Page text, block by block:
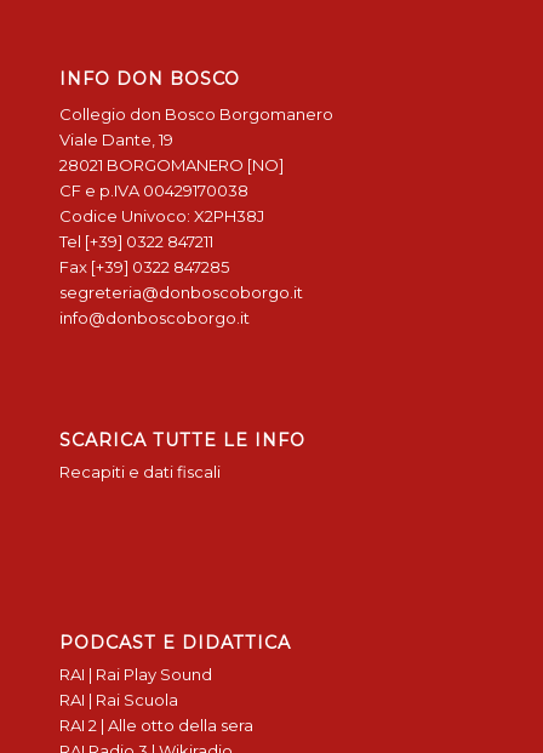
INFO DON BOSCO
Collegio don Bosco Borgomanero
Viale Dante, 19
28021 BORGOMANERO [NO]
CF e p.IVA 00429170038
Codice Univoco: X2PH38J
Tel [+39] 0322 847211
Fax [+39] 0322 847285
segreteria@donboscoborgo.it
info@donboscoborgo.it
SCARICA TUTTE LE INFO
Recapiti e dati fiscali
PODCAST E DIDATTICA
RAI | Rai Play Sound
RAI | Rai Scuola
RAI 2 | Alle otto della sera